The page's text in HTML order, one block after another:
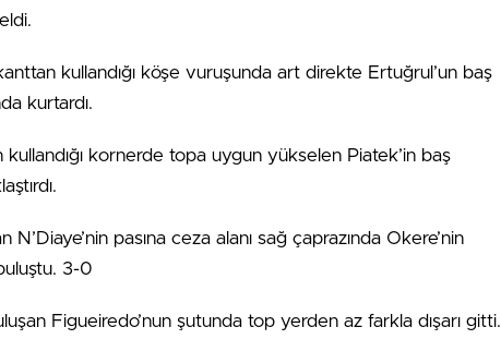
kullandığı köşe vuruşunda art direkte Ertuğrul’un baş
kurtardı.
kullandığı kornerde topa uygun yükselen Piatek’in baş
pasına ceza alanı sağ çaprazında Okere’nin
3-0
Figueiredo’nun şutunda top yerden az farkla dışarı gitti.